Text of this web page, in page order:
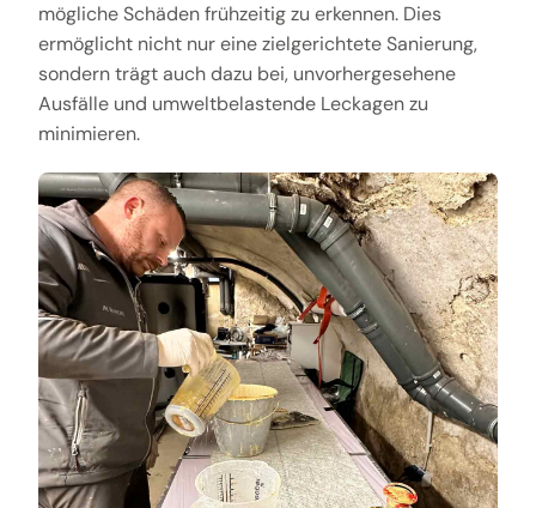
mögliche Schäden frühzeitig zu erkennen. Dies
ermöglicht nicht nur eine zielgerichtete Sanierung,
sondern trägt auch dazu bei, unvorhergesehene
Ausfälle und umweltbelastende Leckagen zu
minimieren.